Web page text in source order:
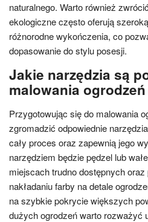
naturalnego. Warto również
ekologiczne często oferują
różnorodne wykończenia, co
dopasowanie do stylu posesji.
Jakie narzędzia są
malowania
Przygotowując się do malowania
zgromadzić odpowiednie
cały proces oraz zapewnią jego
narzędziem będzie pędzel lub
miejscach trudno dostępnych
nakładaniu farby na detale
na szybkie pokrycie większych
dużych ogrodzeń warto rozważyć